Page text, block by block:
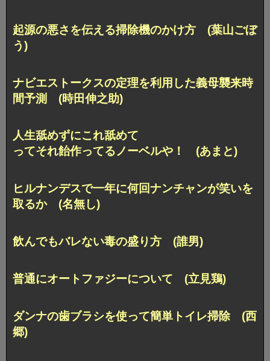
起源の悪さを伝える掃除機のかけ方 (葉山ごぼ
う)
ナビエストークスの定理を利用した義母襲来時
間予測 (時田伸之助)
人生舐めずにこれ舐めて
ってそれ飴作ってるノーベルや！ (あまと)
ヒルナンデスで一年に何回ナンチャンが笑いを
取るか (名無し)
飲んでもバレない毒の盛り方 (誰男)
普通にオートファジーについて (立見鶏)
ダンナの歯ブラシを使って簡単トイレ掃除 (西
郷)